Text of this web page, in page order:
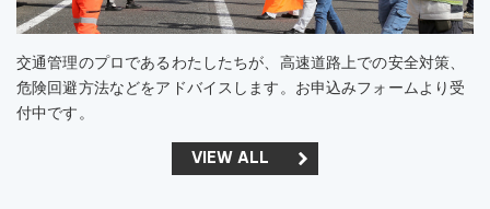
交通管理のプロであるわたしたちが、高速道路上での安全対策、
危険回避方法などをアドバイスします。お申込みフォームより受
付中です。
VIEW ALL